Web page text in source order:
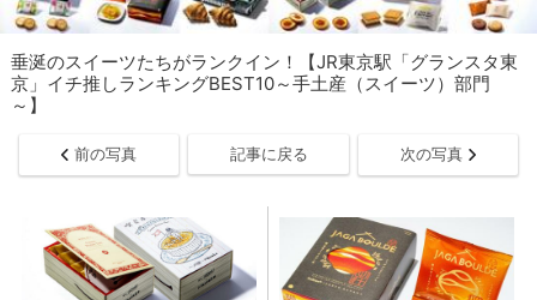
垂涎のスイーツたちがランクイン！【JR東京駅「グランスタ東
京」イチ推しランキングBEST10～手土産（スイーツ）部門
～】
前の写真 記事に戻る 次の写真